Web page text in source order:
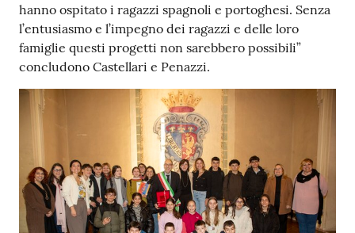
hanno ospitato i ragazzi spagnoli e portoghesi. Senza
l’entusiasmo e l’impegno dei ragazzi e delle loro
famiglie questi progetti non sarebbero possibili”
concludono Castellari e Penazzi.